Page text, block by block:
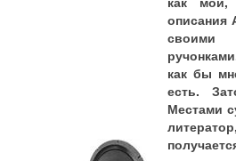
описания
как бы
есть.
Местами